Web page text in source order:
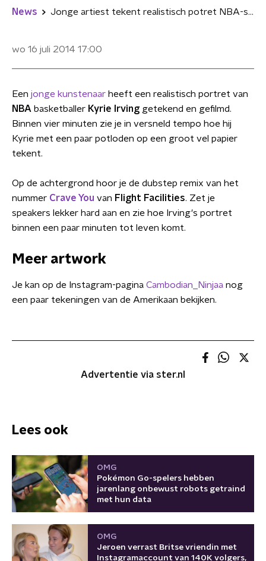
News Jonge artiest tekent realistisch potret NBA-speler
wo 16 juli 2014 17:00
Een jonge kunstenaar heeft een realistisch portret van
NBA basketballer Kyrie Irvinggetekend en gefilmd.
Binnen vier minuten zie je in versneld tempo hoe hij
Kyrie met een paar potloden op een groot vel papier
tekent.
Op de achtergrond hoor je de dubstep remix van het
nummer Crave You van Flight Facilities. Zet je
speakers lekker hard aan en zie hoe Irving's portret
binnen een paar minuten tot leven komt.
Meer artwork
Je kan op de Instagram-pagina Cambodian_Ninjaa nog
een paar tekeningen van de Amerikaan bekijken.
Advertentie via ster.nl
Lees ook
OMG
Pokémon Go-spelers hebben
jarenlang onbewust robots getraind
met hun data
OMG
Jeroen verrast Britse vriendin met
Instagramaccount van 140K volgers,